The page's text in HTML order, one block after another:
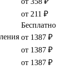
от 211 ₽
Бесплатно
от 1387 ₽
от 1387 ₽
от 1387 ₽